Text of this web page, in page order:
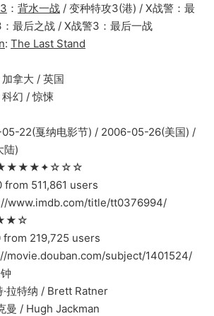
： 背水一战 / 变种特攻3(港) / X战警：最
最后之战 / X战警3：最后一战
: The Last Stand
大 / 英国
/ 惊悚
22(戛纳电影节) / 2006-05-26(美国) /
陆)
511,861 users
www.imdb.com/title/tt0376994/
219,725 users
subject/1401524/
特纳 / Brett Ratner
/ Hugh Jackman